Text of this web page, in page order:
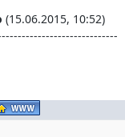
(15.06.2015, 10:52)